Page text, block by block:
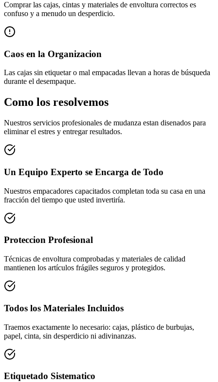
Comprar las cajas, cintas y materiales de envoltura correctos es
confuso y a menudo un desperdicio.
Caos en la Organizacion
Las cajas sin etiquetar o mal empacadas llevan a horas de búsqueda
durante el desempaque.
Como los resolvemos
Nuestros servicios profesionales de mudanza estan disenados para
eliminar el estres y entregar resultados.
Un Equipo Experto se Encarga de Todo
Nuestros empacadores capacitados completan toda su casa en una
fracción del tiempo que usted invertiría.
Proteccion Profesional
Técnicas de envoltura comprobadas y materiales de calidad
mantienen los artículos frágiles seguros y protegidos.
Todos los Materiales Incluidos
Traemos exactamente lo necesario: cajas, plástico de burbujas,
papel, cinta, sin desperdicio ni adivinanzas.
Etiquetado Sistematico